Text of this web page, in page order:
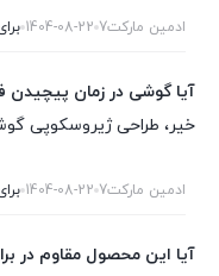
ادمین مارکت7 1404-08-22
آیا گوشی در زمان پیچیدن
خیر، طراحی ژیروسکوپی
ادمین مارکت7 1404-08-22
آیا این محصول مقاوم در